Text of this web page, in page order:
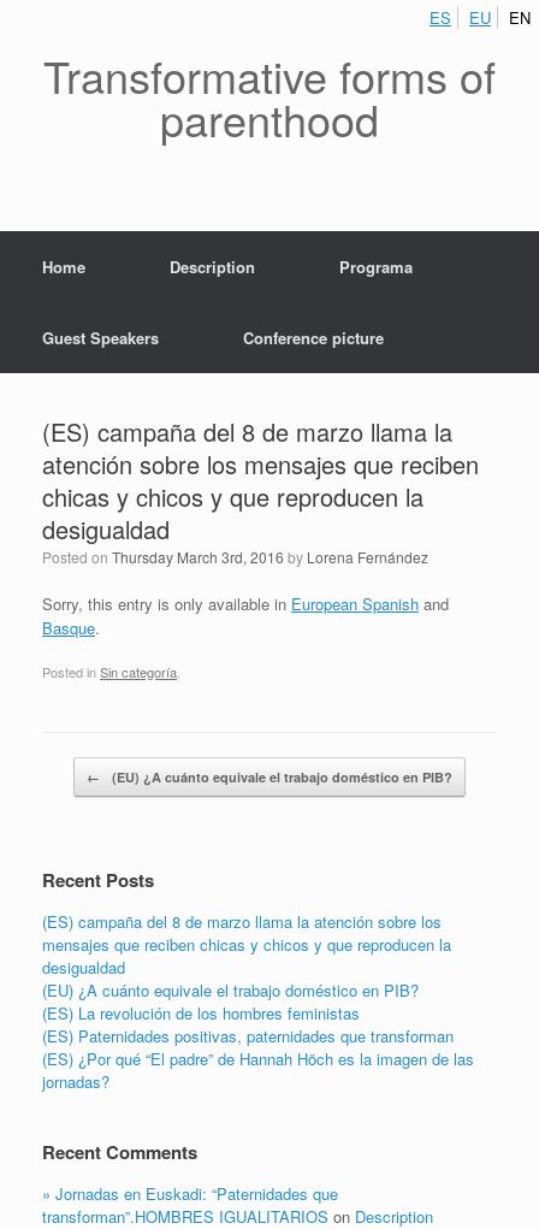
Transformative forms of
parenthood
Home Description Programa
Guest Speakers Conference picture
(ES) campaña del 8 de marzo llama la
atención sobre los mensajes que reciben
chicas y chicos y que reproducen la
desigualdad
Posted on Thursday March 3rd, 2016 by Lorena Fernández
Sorry, this entry is only available in European Spanish and
Basque.
Posted inSin categoría
Post navigation
← (EU) ¿A cuánto equivale el trabajo doméstico en PIB?
Search
Recent Posts
(ES) campaña del 8 de marzo llama la atención sobre los
mensajes que reciben chicas y chicos y que reproducen la
desigualdad
(EU) ¿A cuánto equivale el trabajo doméstico en PIB?
(ES) La revolución de los hombres feministas
(ES) Paternidades positivas, paternidades que transforman
(ES) ¿Por qué “El padre” de Hannah Höch es la imagen de las
jornadas?
Recent Comments
» Jornadas en Euskadi: “Paternidades que
transforman”.HOMBRES IGUALITARIOS on Description
ES EU EN